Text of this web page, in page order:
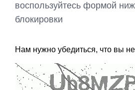
воспользуйтесь формой
блокировки
Нам нужно убедиться, что вы